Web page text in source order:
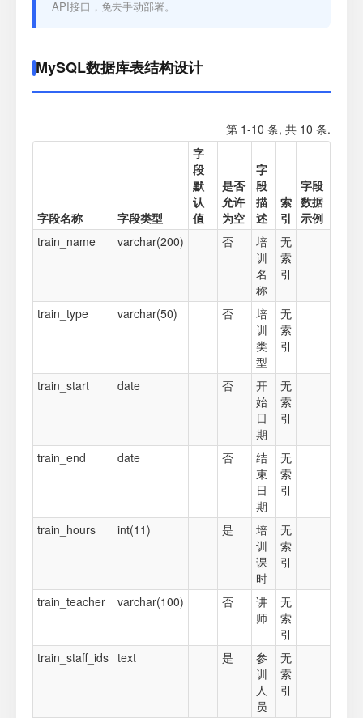
API接口，免去手动部署。
MySQL数据库表结构设计
第 1-10 条, 共 10 条.
字段名称 字段类型
字
段
默
认
值
是否
允许
为空
字
段
描
述
索
引
字段
数据
示例
train_name
varchar(200) 否
培
训
名
称
无
索
引
train_type varchar(50) 否
培
训
类
型
无
索
引
train_start date 否
开
始
日
期
无
索
引
train_end date 否
结
束
日
期
无
索
引
train_hours int(11) 是
培
训
课
时
无
索
引
train_teacher varchar(100) 否
讲
师
无
索
引
train_staff_ids text 是
参
训
人
员
无
索
引